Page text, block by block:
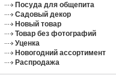
Посуда для общепита
Садовый декор
Новый товар
Товар без фотографий
Уценка
Новогодний ассортимент
Распродажа